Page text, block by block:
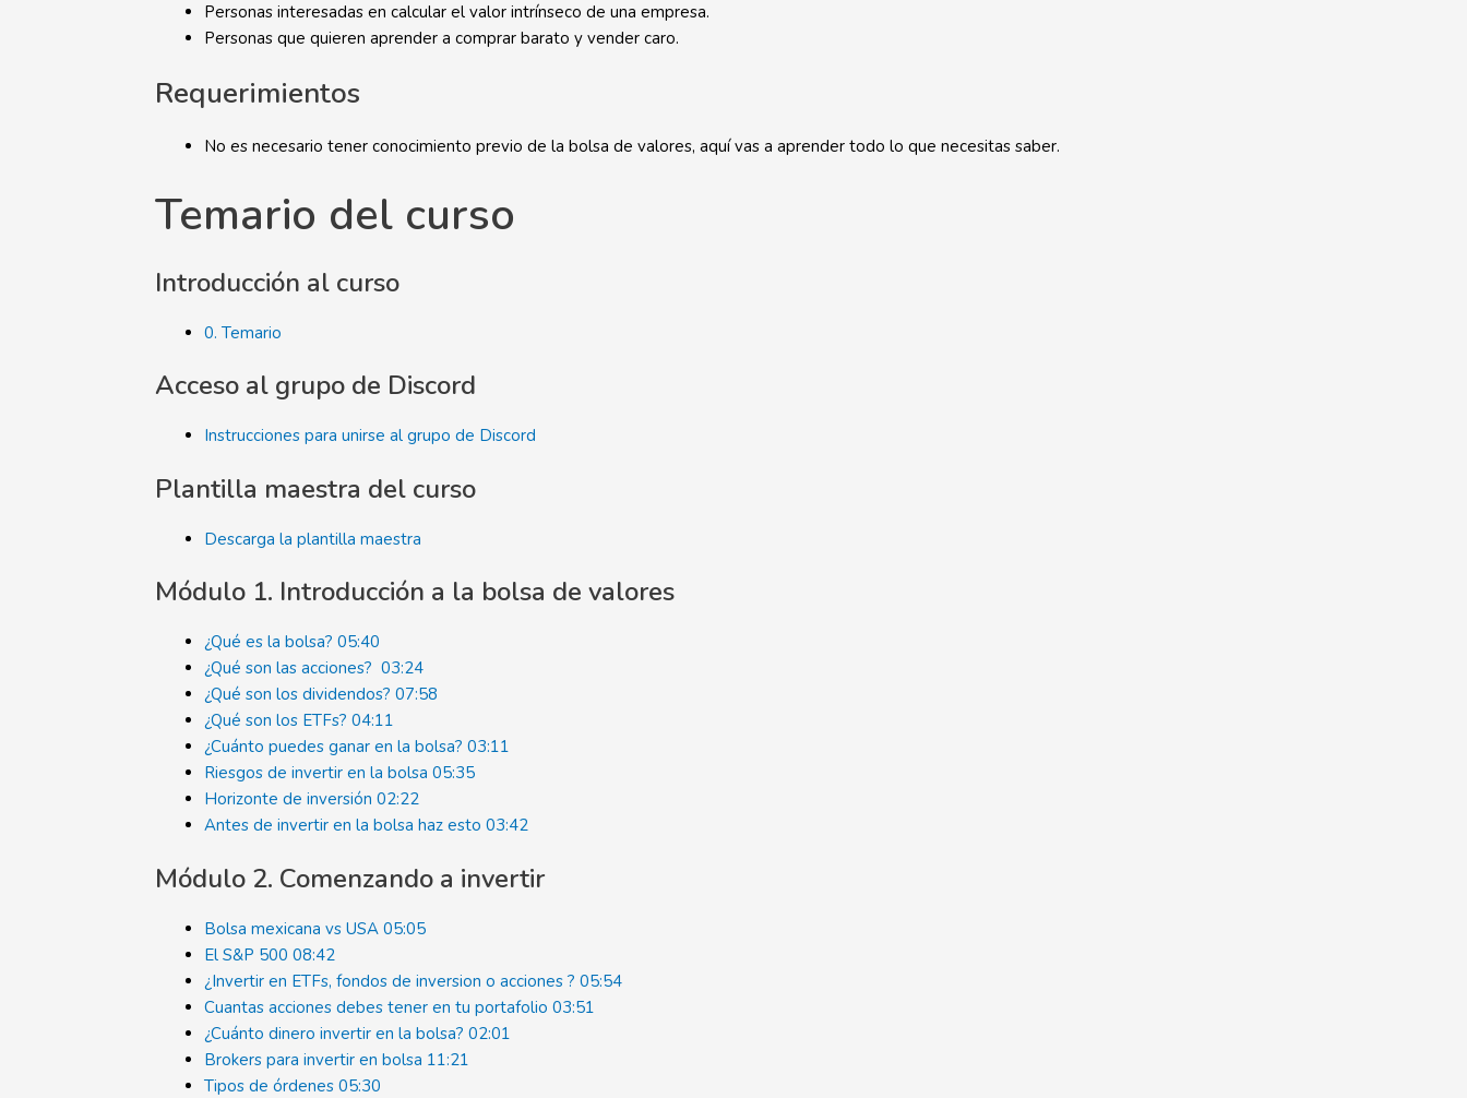
Personas interesadas en calcular el valor intrínseco de una empresa.
Personas que quieren aprender a comprar barato y vender caro.
Requerimientos
No es necesario tener conocimiento previo de la bolsa de valores, aquí vas a aprender todo lo que necesitas saber.
Temario del curso
Introducción al curso
0. Temario
Acceso al grupo de Discord
Instrucciones para unirse al grupo de Discord
Plantilla maestra del curso
Descarga la plantilla maestra
Módulo 1. Introducción a la bolsa de valores
¿Qué es la bolsa? 05:40
¿Qué son las acciones? 03:24
¿Qué son los dividendos? 07:58
¿Qué son los ETFs? 04:11
¿Cuánto puedes ganar en la bolsa? 03:11
Riesgos de invertir en la bolsa 05:35
Horizonte de inversión 02:22
Antes de invertir en la bolsa haz esto 03:42
Módulo 2. Comenzando a invertir
Bolsa mexicana vs USA 05:05
El S&P 500 08:42
¿Invertir en ETFs, fondos de inversion o acciones ? 05:54
Cuantas acciones debes tener en tu portafolio 03:51
¿Cuánto dinero invertir en la bolsa? 02:01
Brokers para invertir en bolsa 11:21
Tipos de órdenes 05:30